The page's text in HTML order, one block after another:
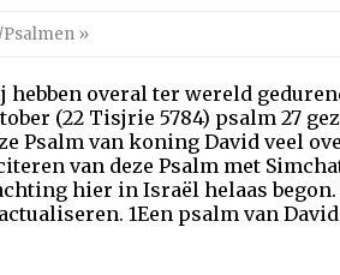
»
hebben overal ter wereld
(22 Tisjrie 5784) psalm 27
Psalm van koning David veel
van deze Psalm met
hier in Israël helaas
1Een psalm van